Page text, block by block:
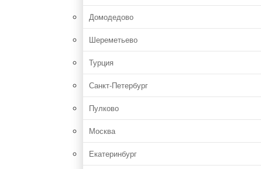
Домодедово
Шереметьево
Турция
Санкт-Петербург
Пулково
Москва
Екатеринбург